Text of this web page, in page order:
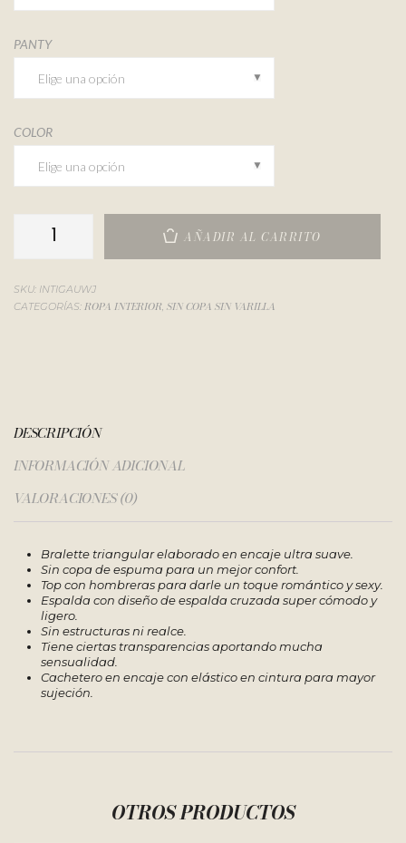
PANTY
COLOR
AÑADIR AL CARRITO
SKU: INTIGAUWJ
CATEGORÍAS: ROPA INTERIOR, SIN COPA SIN VARILLA
DESCRIPCIÓN
INFORMACIÓN ADICIONAL
VALORACIONES (0)
Bralette triangular elaborado en encaje ultra suave.
Sin copa de espuma para un mejor confort.
Top con hombreras para darle un toque romántico y sexy.
Espalda con diseño de espalda cruzada super cómodo y
ligero.
Sin estructuras ni realce.
Tiene ciertas transparencias aportando mucha
sensualidad.
Cachetero en encaje con elástico en cintura para mayor
sujeción.
OTROS PRODUCTOS